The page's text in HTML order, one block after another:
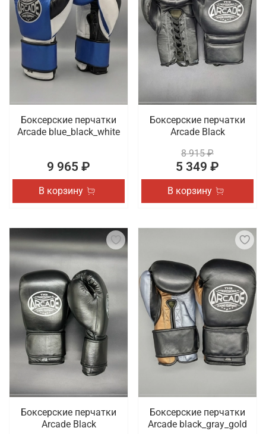
Боксерские перчатки
Arcade blue_black_white
9 965 ₽
В корзину
Боксерские перчатки
Arcade Black
8 915 ₽
5 349 ₽
В корзину
Боксерские перчатки
Arcade Black
Боксерские перчатки
Arcade black_gray_gold